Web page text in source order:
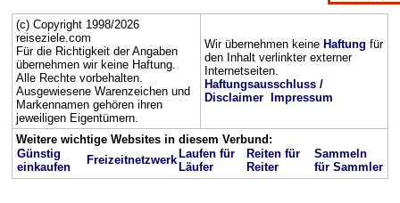
(c) Copyright 1998/2026
reiseziele.com
Für die Richtigkeit der Angaben
übernehmen wir keine Haftung.
Alle Rechte vorbehalten.
Ausgewiesene Warenzeichen und
Markennamen gehören ihren
jeweiligen Eigentümern.
Wir übernehmen keine Haftung für
den Inhalt verlinkter externer
Internetseiten.
Haftungsausschluss /
Disclaimer
Impressum
Weitere wichtige Websites in diesem Verbund:
Günstig
einkaufen
Freizeitnetzwerk Laufen für
Läufer
Reiten für
Reiter
Sammeln
für Sammler